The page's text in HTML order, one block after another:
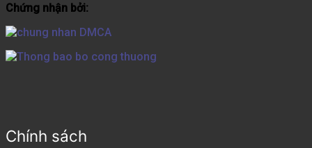
Chứng nhận bởi:
Chính sách